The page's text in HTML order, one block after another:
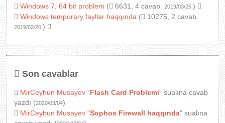
Windows 7, 64 bit problem ( 6631, 4 cavab. 2019/03/25. )
Windows temporary fayllar haqqında ( 10275, 2 cavab.
2019/02/20. )
Son cavablar
MirCeyhun Musayev "Flash Card Problemi" sualına cavab
yazdı (2020/03/04)
MirCeyhun Musayev "Sophos Firewall haqqında" sualına